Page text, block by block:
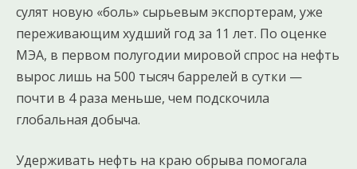
сулят новую «боль» сырьевым экспортерам, уже
переживающим худший год за 11 лет. По оценке
МЭА, в первом полугодии мировой спрос на нефть
вырос лишь на 500 тысяч баррелей в сутки —
почти в 4 раза меньше, чем подскочила
глобальная добыча.
Удерживать нефть на краю обрыва помогала